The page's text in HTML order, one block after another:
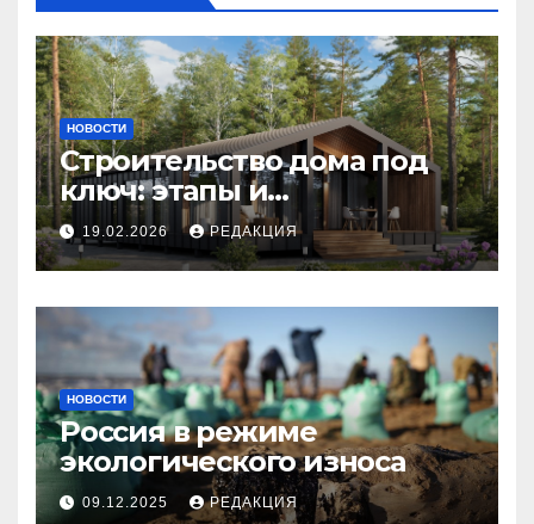
НОВОСТИ
Строительство дома под
ключ: этапы и
планирование бюджета
19.02.2026 РЕДАКЦИЯ
НОВОСТИ
Россия в режиме
экологического износа
09.12.2025 РЕДАКЦИЯ